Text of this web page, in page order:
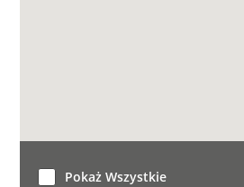
Pokaż Wszystkie